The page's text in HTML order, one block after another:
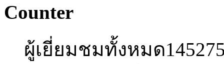
Counter
ผู้เยี่ยมชมทั้งหมด